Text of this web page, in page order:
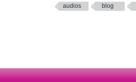
audios blog